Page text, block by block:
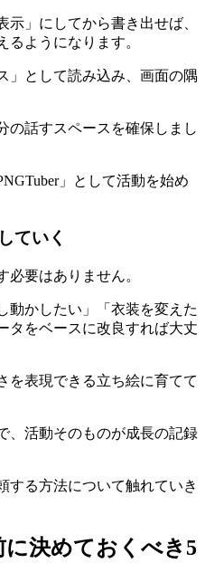
示」にしてから書き出せば、
ようになります。
」として読み込み、画面の隅
の話すスペースを確保しまし
」として活動を始め
ていく
要はありません。
動かしたい」「衣装を変えた
タをベースに改良すれば大丈
を表現できる立ち絵に育てて
、活動そのものが成長の記録
する方法について触れていき
決めておくべき5